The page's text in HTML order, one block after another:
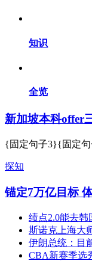
知识
全览
新加坡本科offer
{固定句子3}{固定
探知
锚定7万亿目标
绩点2.0能去韩
斯诺克上海大
伊朗总统：目
CBA新赛季选